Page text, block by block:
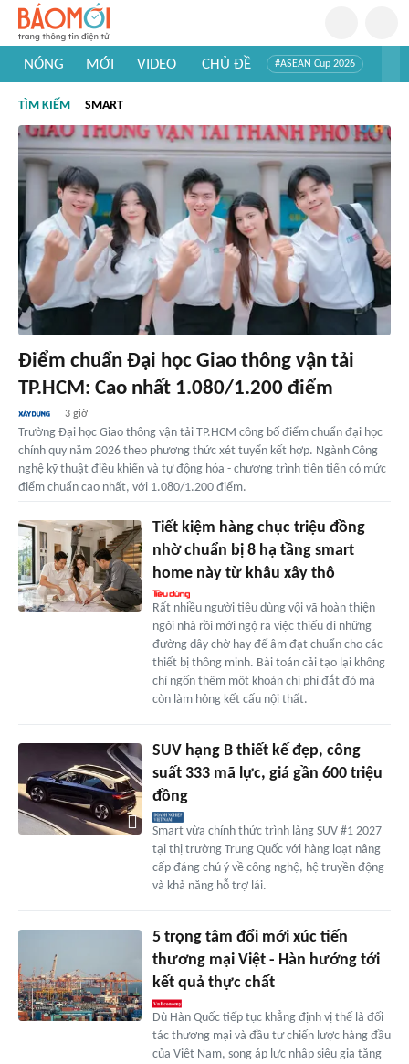
NÓNG MỚI VIDEO CHỦ ĐỀ #ASEAN Cup 2026
#Khám phá thế giới
TÌM KIẾM SMART
Điểm chuẩn Đại học Giao thông vận tải
TP.HCM: Cao nhất 1.080/1.200 điểm
3 giờ
Trường Đại học Giao thông vận tải TP.HCM công bố điểm chuẩn đại học
chính quy năm 2026 theo phương thức xét tuyển kết hợp. Ngành Công
nghệ kỹ thuật điều khiển và tự động hóa - chương trình tiên tiến có mức
điểm chuẩn cao nhất, với 1.080/1.200 điểm.
Tiết kiệm hàng chục triệu đồng
nhờ chuẩn bị 8 hạ tầng smart
home này từ khâu xây thô
Rất nhiều người tiêu dùng vội vã hoàn thiện
ngôi nhà rồi mới ngộ ra việc thiếu đi những
đường dây chờ hay đế âm đạt chuẩn cho các
thiết bị thông minh. Bài toán cải tạo lại không
chỉ ngốn thêm một khoản chi phí đắt đỏ mà
còn làm hỏng kết cấu nội thất.
SUV hạng B thiết kế đẹp, công
suất 333 mã lực, giá gần 600 triệu
đồng
Smart vừa chính thức trình làng SUV #1 2027
tại thị trường Trung Quốc với hàng loạt nâng
cấp đáng chú ý về công nghệ, hệ truyền động
và khả năng hỗ trợ lái.
5 trọng tâm đổi mới xúc tiến
thương mại Việt - Hàn hướng tới
kết quả thực chất
Dù Hàn Quốc tiếp tục khẳng định vị thế là đối
tác thương mại và đầu tư chiến lược hàng đầu
của Việt Nam, song áp lực nhập siêu gia tăng